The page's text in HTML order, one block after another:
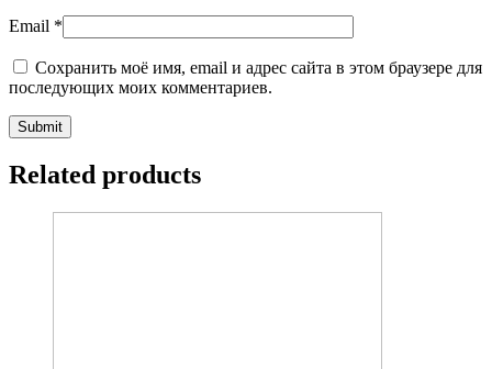
Email *
Сохранить моё имя, email и адрес сайта в этом браузере для
последующих моих комментариев.
Related products